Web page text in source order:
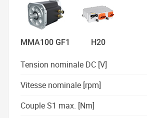
MMA100 GF1 H20
Tension nominale DC [V]
Vitesse nominale [rpm]
Couple S1 max. [Nm]